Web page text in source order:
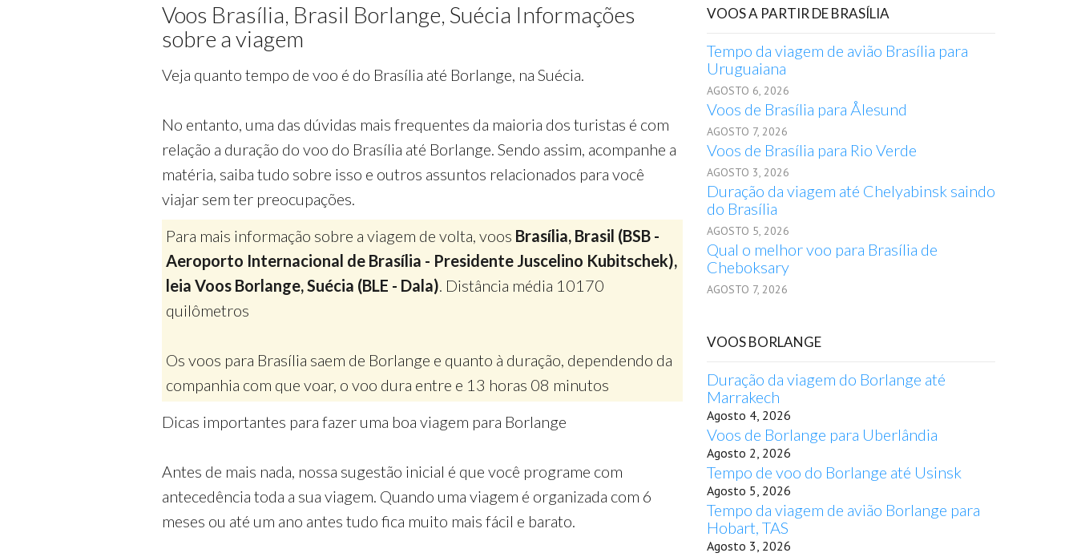
Voos Brasília, Brasil Borlange, Suécia Informações
sobre a viagem
Veja quanto tempo de voo é do Brasília até Borlange, na Suécia.
No entanto, uma das dúvidas mais frequentes da maioria dos turistas é com
relação a duração do voo do Brasília até Borlange. Sendo assim, acompanhe a
matéria, saiba tudo sobre isso e outros assuntos relacionados para você
viajar sem ter preocupações.
Para mais informação sobre a viagem de volta, voos Brasília, Brasil (BSB -
Aeroporto Internacional de Brasília - Presidente Juscelino Kubitschek),
leia Voos Borlange, Suécia (BLE - Dala). Distância média 10170
quilômetros
Os voos para Brasília saem de Borlange e quanto à duração, dependendo da
companhia com que voar, o voo dura entre e 13 horas 08 minutos
Dicas importantes para fazer uma boa viagem para Borlange
Antes de mais nada, nossa sugestão inicial é que você programe com
antecedência toda a sua viagem. Quando uma viagem é organizada com 6
meses ou até um ano antes tudo fica muito mais fácil e barato.
VOOS A PARTIR DE BRASÍLIA
Tempo da viagem de avião Brasília para
Uruguaiana
AGOSTO 6, 2026
Voos de Brasília para Ålesund
AGOSTO 7, 2026
Voos de Brasília para Rio Verde
AGOSTO 3, 2026
Duração da viagem até Chelyabinsk saindo
do Brasília
AGOSTO 5, 2026
Qual o melhor voo para Brasília de
Cheboksary
AGOSTO 7, 2026
VOOS BORLANGE
Duração da viagem do Borlange até
Marrakech
Agosto 4, 2026
Voos de Borlange para Uberlândia
Agosto 2, 2026
Tempo de voo do Borlange até Usinsk
Agosto 5, 2026
Tempo da viagem de avião Borlange para
Hobart, TAS
Agosto 3, 2026